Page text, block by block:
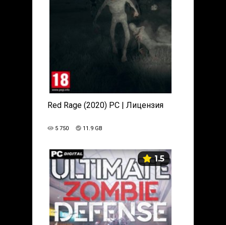
Red Rage (2020) PC | Лицензия
5 750 11.9 GB
1.5